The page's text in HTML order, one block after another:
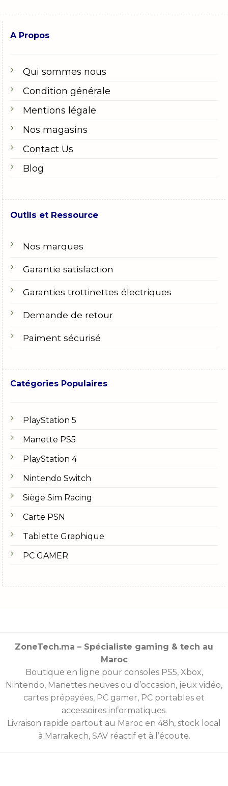
A Propos
Qui sommes nous
Condition générale
Mentions légale
Nos magasins
Contact Us
Blog
Outils et Ressource
Nos marques
Garantie satisfaction
Garanties trottinettes électriques
Demande de retour
Paiment sécurisé
Catégories Populaires
PlayStation 5
Manette PS5
PlayStation 4
Nintendo Switch
Siège Sim Racing
Carte PSN
Tablette Graphique
PC GAMER
ZoneTech.ma – Spécialiste gaming & tech au
Maroc
Boutique en ligne pour consoles PS5, Xbox,
Nintendo, Manettes neuves ou d’occasion, jeux vidéo,
cartes prépayées, PC gamer, PC portables et
accessoires informatiques.
Livraison rapide partout au Maroc en 48h, stock local
à Marrakech, SAV réactif et à l’écoute.